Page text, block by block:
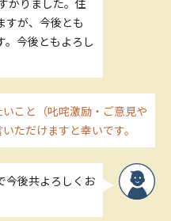
かりました。住
すが、今後とも
。今後ともよろし
こと（叱咤激励・ご意見や
ただけますと幸いです。
今後共よろしくお